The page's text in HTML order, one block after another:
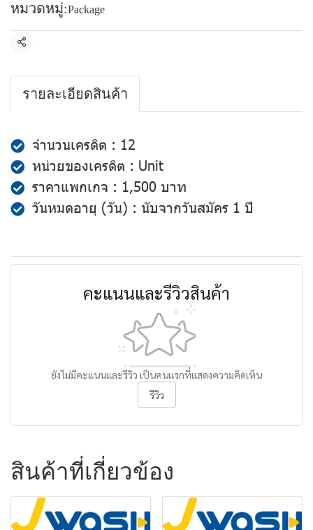
หมวดหมู่:Package
แชร์
รายละเอียดสินค้า
จำนวนเครดิต : 12
หน่วยของเครดิต : Unit
ราคาแพกเกจ : 1,500 บาท
วันหมดอายุ (วัน) : นับจากวันสมัคร 1 ปี
คะแนนและรีวิวสินค้า
ยังไม่มีคะแนนและรีวิว เป็นคนแรกที่แสดงความคิดเห็น
รีวิว
สินค้าที่เกี่ยวข้อง